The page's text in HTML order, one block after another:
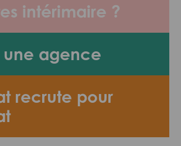
intérimaire ?
une agence
recrute pour